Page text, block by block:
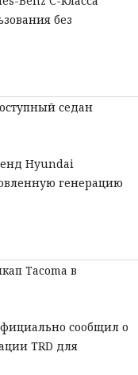
без
седан
Hyundai
генерацию
Tacoma в
сообщил о
TRD для